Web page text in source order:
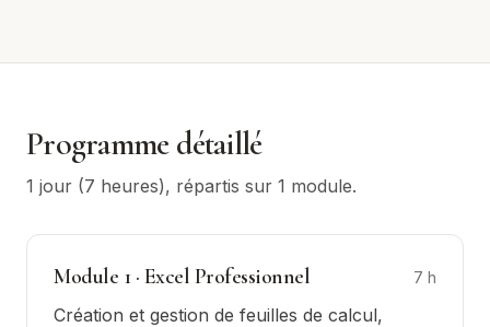
Programme détaillé
1 jour (7 heures), répartis sur 1 module.
Module 1· Excel Professionnel 7 h
Création et gestion de feuilles de calcul,